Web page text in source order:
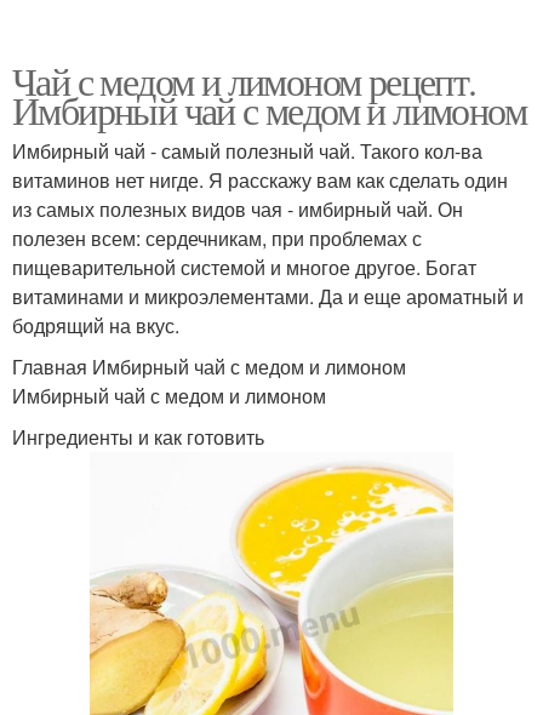
Чай с медом и лимоном рецепт.
Имбирный чай с медом и лимоном
Имбирный чай - самый полезный чай. Такого кол-ва
витаминов нет нигде. Я расскажу вам как сделать один
из самых полезных видов чая - имбирный чай. Он
полезен всем: сердечникам, при проблемах с
пищеварительной системой и многое другое. Богат
витаминами и микроэлементами. Да и еще ароматный и
бодрящий на вкус.
Главная Имбирный чай с медом и лимоном
Имбирный чай с медом и лимоном
Ингредиенты и как готовить